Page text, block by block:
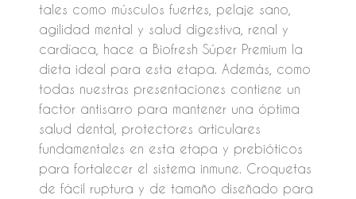
tales como músculos fuertes, pelaje sano,
agilidad mental y salud digestiva, renal y
cardíaca, hace a Biofresh Súper Premium la
dieta ideal para esta etapa. Además, como
todas nuestras presentaciones contiene un
factor antisarro para mantener una óptima
salud dental, protectores articulares
fundamentales en esta etapa y prebióticos
para fortalecer el sistema inmune. Croquetas
de fácil ruptura y de tamaño diseñado para